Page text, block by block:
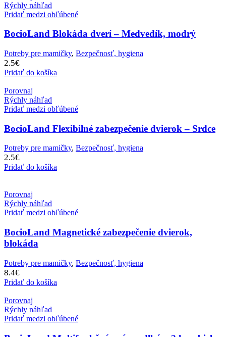
Rýchly náhľad
Pridať medzi obľúbené
BocioLand Blokáda dverí – Medvedík, modrý
Potreby pre mamičky, Bezpečnosť, hygiena
2.5€
Pridať do košíka
Porovnaj
Rýchly náhľad
Pridať medzi obľúbené
BocioLand Flexibilné zabezpečenie dvierok – Srdce
Potreby pre mamičky, Bezpečnosť, hygiena
2.5€
Pridať do košíka
Porovnaj
Rýchly náhľad
Pridať medzi obľúbené
BocioLand Magnetické zabezpečenie dvierok,
blokáda
Potreby pre mamičky, Bezpečnosť, hygiena
8.4€
Pridať do košíka
Porovnaj
Rýchly náhľad
Pridať medzi obľúbené